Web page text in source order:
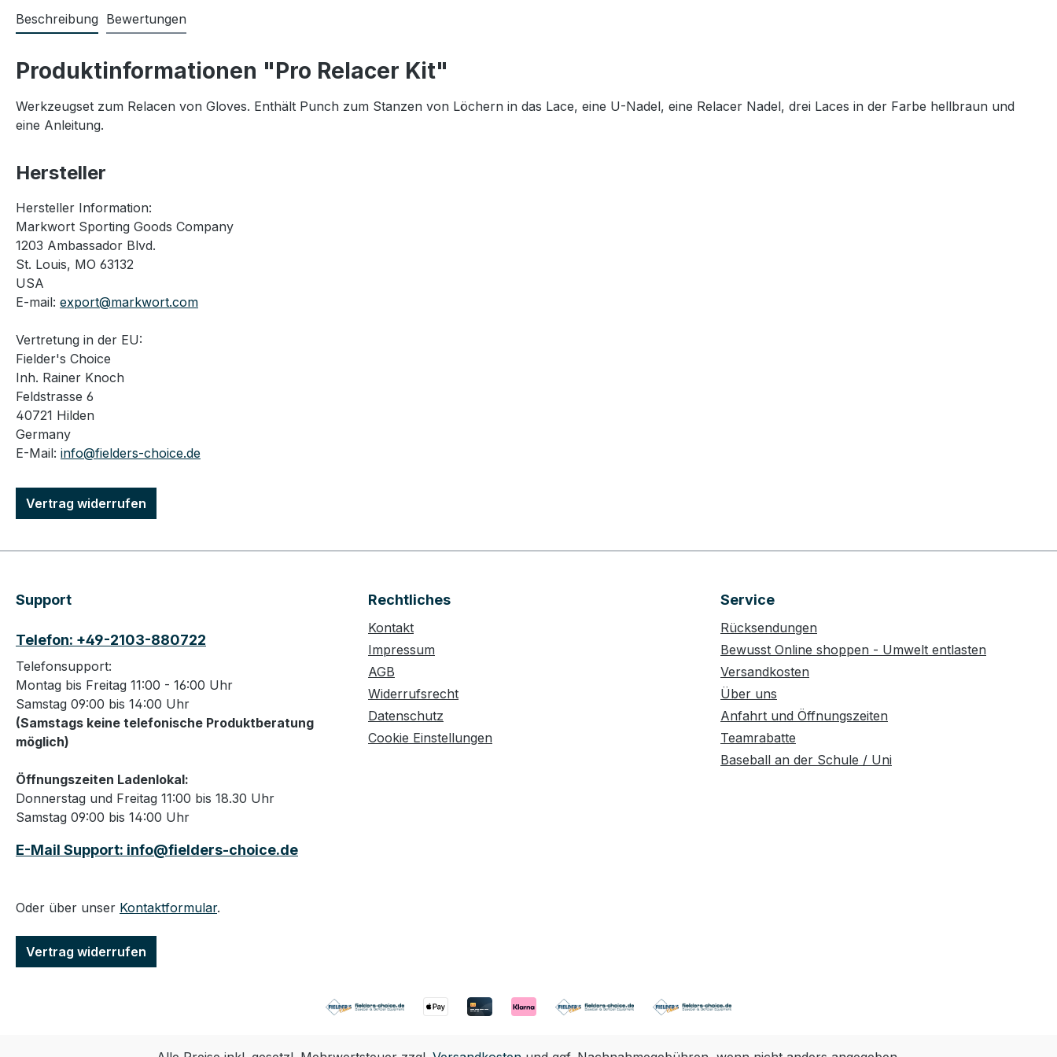
Beschreibung Bewertungen
Produktinformationen "Pro Relacer Kit"
Werkzeugset zum Relacen von Gloves. Enthält Punch zum Stanzen von Löchern in das Lace, eine U-Nadel, eine Relacer Nadel, drei Laces in der Farbe hellbraun und
eine Anleitung.
Hersteller
Hersteller Information:
Markwort Sporting Goods Company
1203 Ambassador Blvd.
St. Louis, MO 63132
USA
E-mail: export@markwort.com
Vertretung in der EU:
Fielder's Choice
Inh. Rainer Knoch
Feldstrasse 6
40721 Hilden
Germany
E-Mail: info@fielders-choice.de
Vertrag widerrufen
Support
Telefon: +49-2103-880722
Telefonsupport:
Montag bis Freitag 11:00 - 16:00 Uhr
Samstag 09:00 bis 14:00 Uhr
(Samstags keine telefonische Produktberatung
möglich)
Öffnungszeiten Ladenlokal:
Donnerstag und Freitag 11:00 bis 18.30 Uhr
Samstag 09:00 bis 14:00 Uhr
E-Mail Support: info@fielders-choice.de
Oder über unser Kontaktformular.
Vertrag widerrufen
Rechtliches
Kontakt
Impressum
AGB
Widerrufsrecht
Datenschutz
Cookie Einstellungen
Service
Rücksendungen
Bewusst Online shoppen - Umwelt entlasten
Versandkosten
Über uns
Anfahrt und Öffnungszeiten
Teamrabatte
Baseball an der Schule / Uni